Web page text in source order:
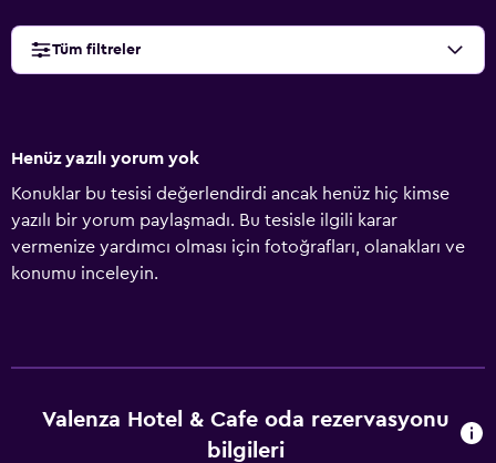
Tüm filtreler
Henüz yazılı yorum yok
Konuklar bu tesisi değerlendirdi ancak henüz hiç kimse
yazılı bir yorum paylaşmadı. Bu tesisle ilgili karar
vermenize yardımcı olması için fotoğrafları, olanakları ve
konumu inceleyin.
Valenza Hotel & Cafe oda rezervasyonu
bilgileri